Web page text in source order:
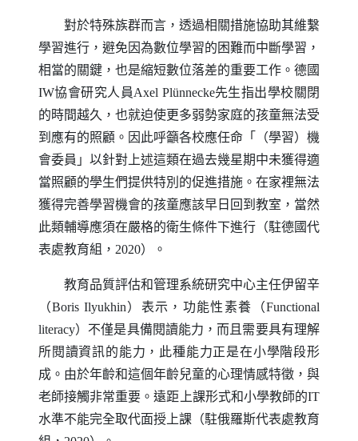
對於特殊族群而言，透過相關措施協助其維繫
學習進行，避免因為數位學習的困難而中斷學習，
相當的關鍵，也是縮短數位落差的重要工作。德國
IW協會研究人員Axel Plünnecke先生指出學校關閉
的時間越久，也就迫使更多弱勢家庭的孩童無法受
到應有的照顧。因此呼籲各校應任命「（學習）機
會委員」以針對上述這類在過去幾星期中未獲得適
當照顧的學生們提供特別的促進措施。在家裡無法
獲得完善學習機會的孩童應該早日回到教室，當然
此類輔導應須在嚴格的衛生條件下進行（駐德國代
表處教育組，2020）。
教育品質評估和管理系統研究中心主任伊留辛
（Boris Ilyukhin）表示，功能性素養（Functional
literacy）不僅是具備閱讀能力，而且需要具有理解
所閱讀資訊的能力，此種能力正是在小學階段形
成。由於年齡和這個年齡兒童的心理情感特徵，與
老師接觸非常重要。遠距上課形式和小學教師的IT
水準不能完全取代面授上課（駐俄羅斯代表處教育